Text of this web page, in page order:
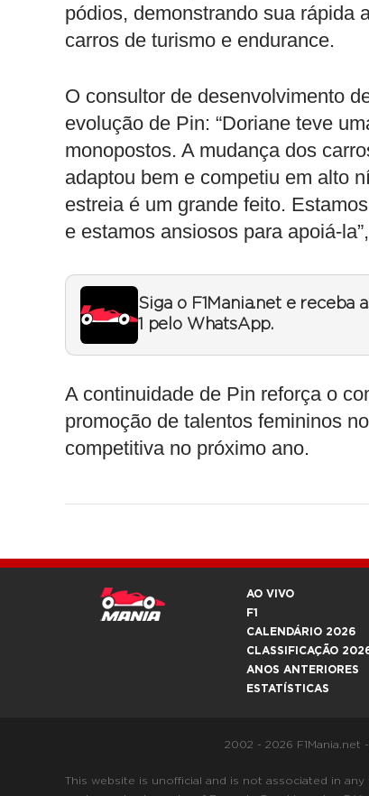
pódios, demonstrando sua rápida
carros de turismo e endurance.
O consultor de desenvolvimento
evolução de Pin: “Doriane teve
monopostos. A mudança dos
adaptou bem e competiu em alto
estreia é um grande feito.
e estamos ansiosos para apoiá-
Siga o F1Mania.net e receba
1 pelo WhatsApp.
A continuidade de Pin reforça o
promoção de talentos femininos
competitiva no próximo ano.
AO VIVO
F1
CALENDÁRIO 2026
CLASSIFICAÇÃO
ANOS ANTERIORES
ESTATÍSTICAS
2002 - 2026 F1Mania.net
This website is unofficial and is not associated in any